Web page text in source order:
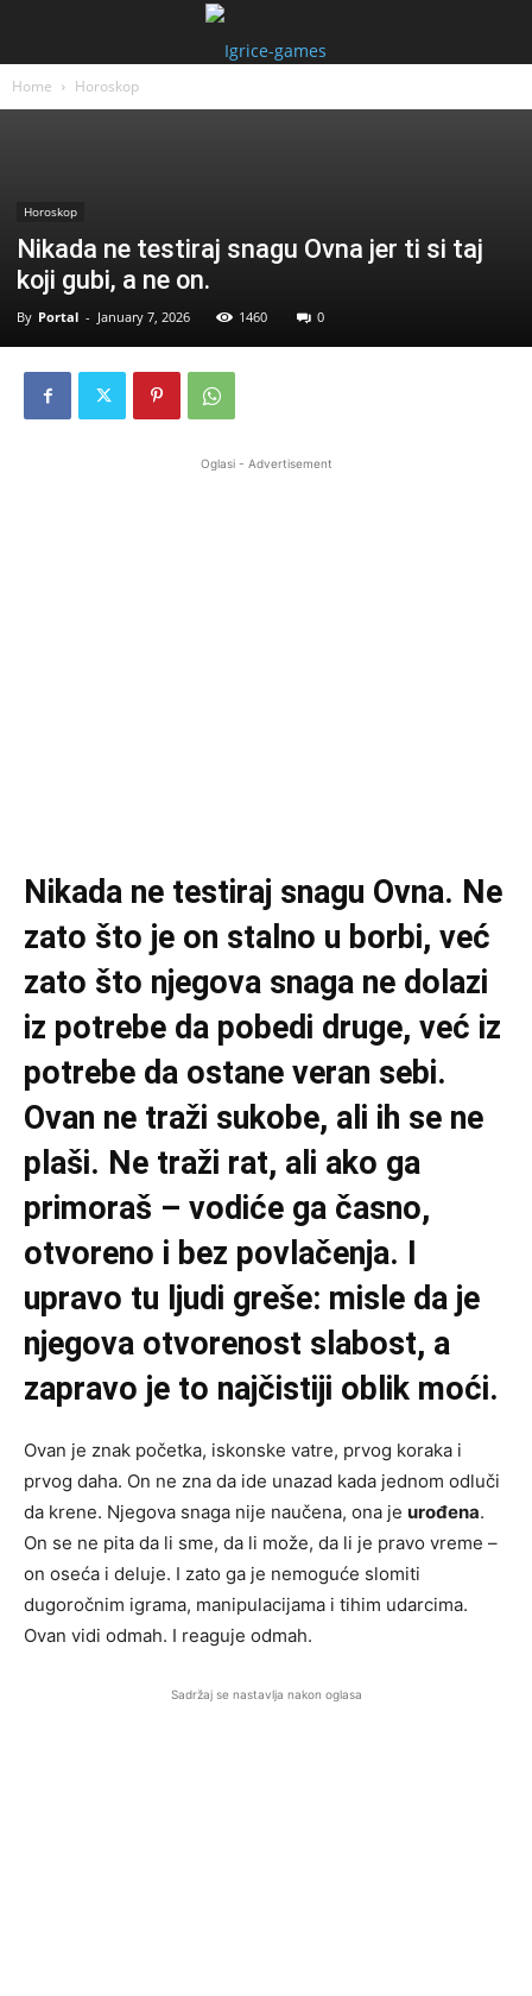
Home Horoskop
Horoskop
Nikada ne testiraj snagu Ovna jer ti si taj
koji gubi, a ne on.
By Portal - January 7, 2026 1460 0
Oglasi - Advertisement
Nikada ne testiraj snagu Ovna. Ne
zato što je on stalno u borbi, već
zato što njegova snaga ne dolazi
iz potrebe da pobedi druge, već iz
potrebe da ostane veran sebi.
Ovan ne traži sukobe, ali ih se ne
plaši. Ne traži rat, ali ako ga
primoraš – vodiće ga časno,
otvoreno i bez povlačenja. I
upravo tu ljudi greše: misle da je
njegova otvorenost slabost, a
zapravo je to najčistiji oblik moći.
Ovan je znak početka, iskonske vatre, prvog koraka i
prvog daha. On ne zna da ide unazad kada jednom odluči
da krene. Njegova snaga nije naučena, ona je urođena.
On se ne pita da li sme, da li može, da li je pravo vreme –
on oseća i deluje. I zato ga je nemoguće slomiti
dugoročnim igrama, manipulacijama i tihim udarcima.
Ovan vidi odmah. I reaguje odmah.
Sadržaj se nastavlja nakon oglasa